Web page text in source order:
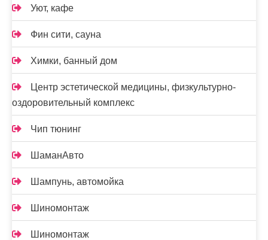
Уют, кафе
Фин сити, сауна
Химки, банный дом
Центр эстетической медицины, физкультурно-
оздоровительный комплекс
Чип тюнинг
ШаманАвто
Шампунь, автомойка
Шиномонтаж
Шиномонтаж